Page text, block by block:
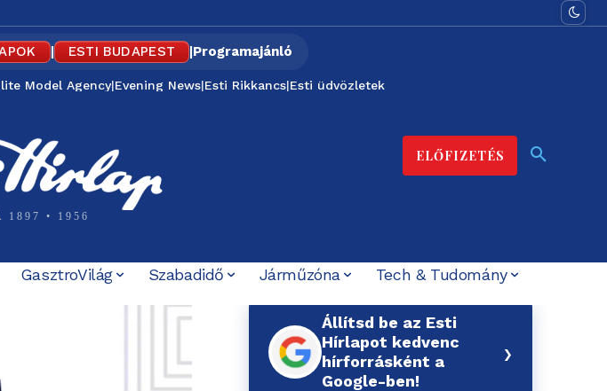
| ESTI BUDAPEST |Programajánló
Model Agency|Evening News|Esti Rikkancs|Esti üdvözletek
1897 • 1956
ELŐFIZETÉS
GasztroVilág Szabadidő Járműzóna
Tech & Tudomány
Állítsd be az Esti
Hírlapot kedvenc
hírforrásként a
Google-ben!
›